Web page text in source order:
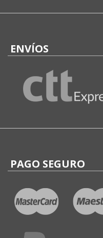
ENVÍOS
PAGO SEGURO